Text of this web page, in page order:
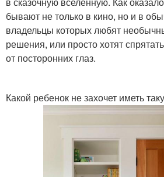
бывают не только в кино, но и в
владельцы которых любят
решения, или просто хотят
от посторонних глаз.
Какой ребенок не захочет иметь